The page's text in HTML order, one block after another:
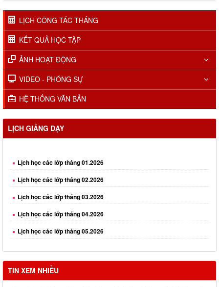
LỊCH CÔNG TÁC THÁNG
KẾT QUẢ HỌC TẬP
ẢNH HOẠT ĐỘNG
VIDEO - PHÓNG SỰ
HỆ THỐNG VĂN BẢN
LỊCH GIẢNG DẠY
Lịch học các lớp tháng 02.2026
Lịch học các lớp tháng 03.2026
Lịch học các lớp tháng 04.2026
Lịch học các lớp tháng 05.2026
Lịch học các lớp tháng 06.2026
Lịch học các lớp tháng 08.2026
TIN XEM NHIỀU